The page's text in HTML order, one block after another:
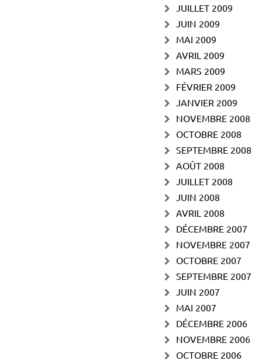
JUILLET 2009
JUIN 2009
MAI 2009
AVRIL 2009
MARS 2009
FÉVRIER 2009
JANVIER 2009
NOVEMBRE 2008
OCTOBRE 2008
SEPTEMBRE 2008
AOÛT 2008
JUILLET 2008
JUIN 2008
AVRIL 2008
DÉCEMBRE 2007
NOVEMBRE 2007
OCTOBRE 2007
SEPTEMBRE 2007
JUIN 2007
MAI 2007
DÉCEMBRE 2006
NOVEMBRE 2006
OCTOBRE 2006